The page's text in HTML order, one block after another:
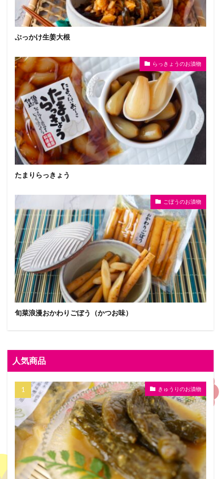
ぶっかけ生姜大根
らっきょうのお漬物
たまりらっきょう
ごぼうのお漬物
旬菜浪漫おかわりごぼう（かつお味）
人気商品
きゅうりのお漬物